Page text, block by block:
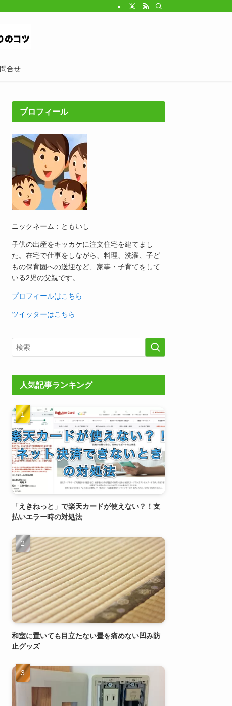
問合せ
プロフィール
ニックネーム：ともいし
子供の出産をキッカケに注文住宅を建てまし
た。在宅で仕事をしながら、料理、洗濯、子ど
もの保育園への送迎など、家事・子育てをして
いる2児の父親です。
プロフィールはこちら
ツイッターはこちら
人気記事ランキング
「えきねっと」で楽天カードが使えない？！支
払いエラー時の対処法
和室に置いても目立たない畳を痛めない凹み防
止グッズ